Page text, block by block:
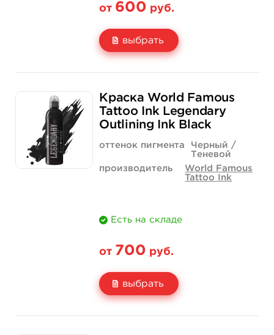
от 600 руб.
выбрать
Количество
600 руб.
купить
925 руб.
Краска World Famous
Tattoo Ink Legendary
Outlining Ink Black
оттенок пигмента
Черный /
Теневой
производитель
World Famous
Tattoo Ink
Есть на складе
от 700 руб.
выбрать